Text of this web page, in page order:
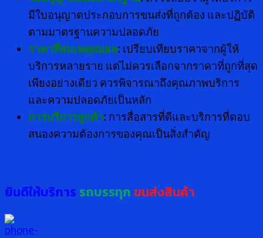
มีใบอนุญาตประกอบการขนส่งที่ถูกต้อง และปฏิบัติ
ตามมาตรฐานความปลอดภัย
ราคาที่สมเหตุสมผล: เปรียบเทียบราคาจากผู้ให้
บริการหลายราย แต่ไม่ควรเลือกจากราคาที่ถูกที่สุด
เพียงอย่างเดียว ควรพิจารณาถึงคุณภาพบริการ
และความปลอดภัยเป็นหลัก
การบริการลูกค้า: การสื่อสารที่ดีและบริการที่ตอบ
สนองความต้องการของคุณเป็นสิ่งสำคัญ
ยินดีให้บริการ รถบรรทุกขนส่งสินค้า